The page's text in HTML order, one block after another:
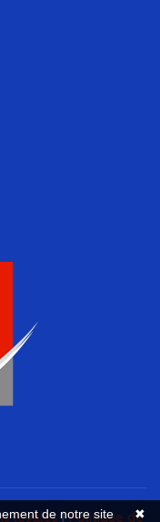
légales |Politique de
✖
de notre site